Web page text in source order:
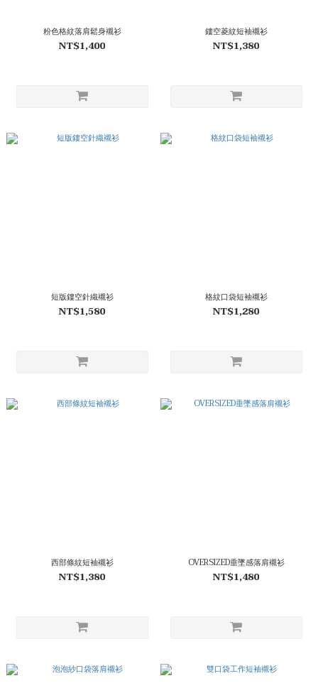
粉色格紋落肩鬆身襯衫
NT$1,400
鏤空菱紋短袖襯衫
NT$1,380
短版鏤空針織襯衫
NT$1,580
格紋口袋短袖襯衫
NT$1,280
西部條紋短袖襯衫
NT$1,380
OVERSIZED垂墜感落肩襯衫
NT$1,480